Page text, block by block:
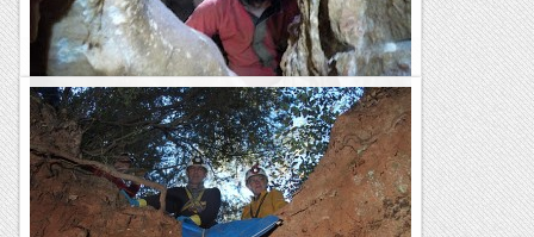
Espeleobloc
Exploració Avenc de les Calobres
Noves descovertes a l'avenc de les Calobres (El Perello) Sala
Calamarzo amb molta formació, explorada per Tomàs i
Didac.
Secció d'espeleo i barrancs de la UEC Tortosa